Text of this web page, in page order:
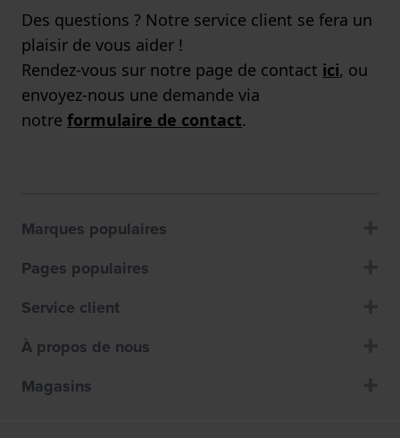
Des questions ? Notre service client se fera un
plaisir de vous aider !
Rendez-vous sur notre page de contact ici, ou
envoyez-nous une demande via
notre formulaire de contact.
Marques populaires
Pages populaires
Service client
À propos de nous
Magasins